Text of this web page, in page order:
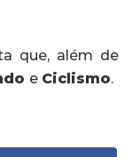
que, além de
e Ciclismo.